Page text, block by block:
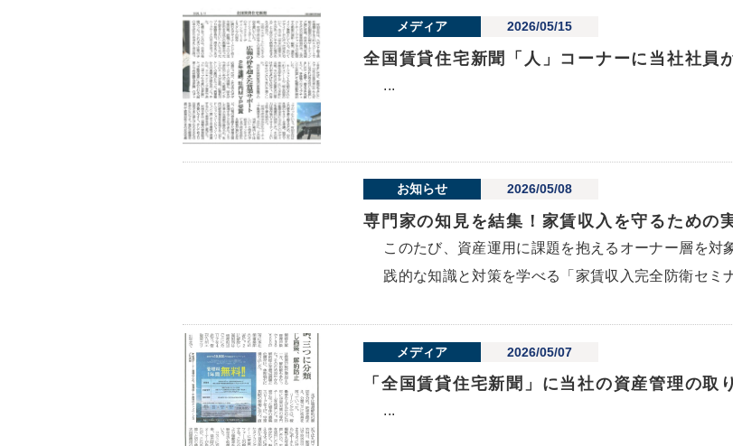
メディア 2026/05/15
全国賃貸住宅新聞「人」コーナーに当社社員
...
お知らせ 2026/05/08
専門家の知見を結集！家賃収入を守るための
このたび、資産運用に課題を抱えるオーナー層を対
践的な知識と対策を学べる「家賃収入完全防衛セミ
メディア 2026/05/07
「全国賃貸住宅新聞」に当社の資産管理の取
...